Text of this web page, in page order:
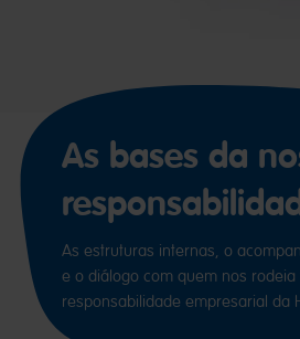
As bases da
As estruturas internas, o
e o diálogo com quem nos
responsabilidade empresarial da